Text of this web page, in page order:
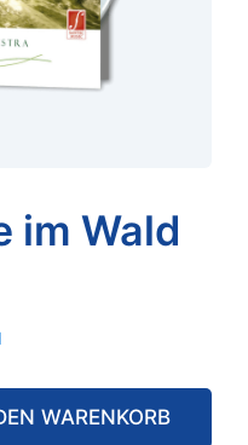
im Wald
WARENKORB